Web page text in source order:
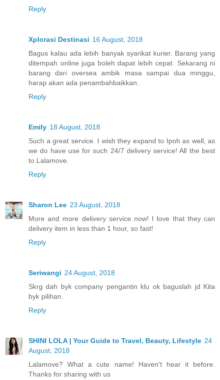
Reply
Xplorasi Destinasi 16 August, 2018
Bagus kalau ada lebih banyak syarikat kurier. Barang yang
ditempah online juga boleh dapat lebih cepat. Sekarang ni
barang dari oversea ambik masa sampai dua minggu,
harap akan ada penambahbaikkan.
Reply
Emily 18 August, 2018
Such a great service. I wish they expand to Ipoh as well, as
we do have use for such 24/7 delivery service! All the best
to Lalamove.
Reply
Sharon Lee 23 August, 2018
More and more delivery service now! I love that they can
delivery item in less than 1 hour, so fast!
Reply
Seriwangi 24 August, 2018
Skrg dah byk company pengantin klu ok baguslah jd Kita
byk pilihan.
Reply
SHINI LOLA | Your Guide to Travel, Beauty, Lifestyle 24
August, 2018
Lalamove? What a cute name! Haven't hear it before.
Thanks for sharing with us